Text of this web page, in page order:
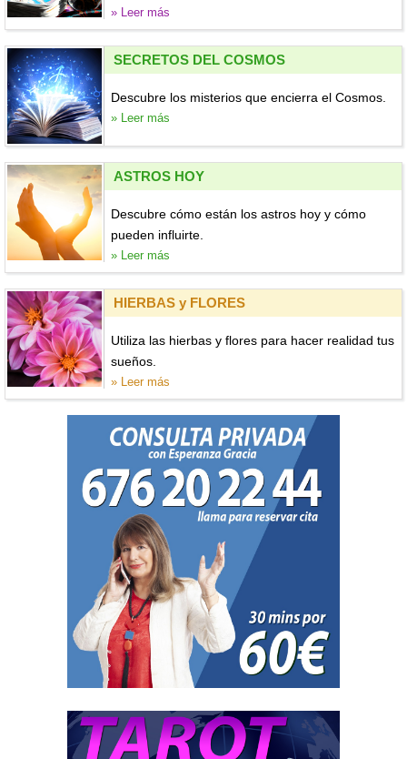
» Leer más
SECRETOS DEL COSMOS
Descubre los misterios que encierra el Cosmos.
» Leer más
ASTROS HOY
Descubre cómo están los astros hoy y cómo
pueden influirte.
» Leer más
HIERBAS y FLORES
Utiliza las hierbas y flores para hacer realidad tus
sueños.
» Leer más